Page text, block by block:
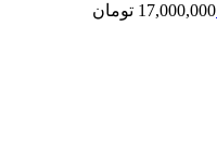
17,000,000 تومان